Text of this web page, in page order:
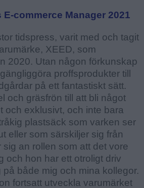
commerce Manager 2021
tidspress, varit med och tagit
XEED, som
2020. Utan någon förkunskap
proffsprodukter till
på ett fantastiskt sätt.
och gräsfrön till att bli något
och exklusivt, och inte bara
plastsäck som varken ser
eller som särskiljer sig från
an rollen som att det vore
och hon har ett otroligt driv
på både mig och mina kollegor.
fortsatt utveckla varumärket